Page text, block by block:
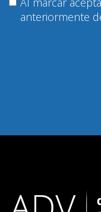
anteriormente